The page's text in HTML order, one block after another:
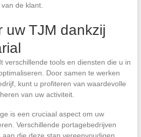
de klant.
uw TJM dankzij
verschillende tools en diensten die u in
Door samen te werken
kunt u profiteren van waardevolle
van uw activiteit.
is een cruciaal aspect om uw
Verschillende portagebedrijven